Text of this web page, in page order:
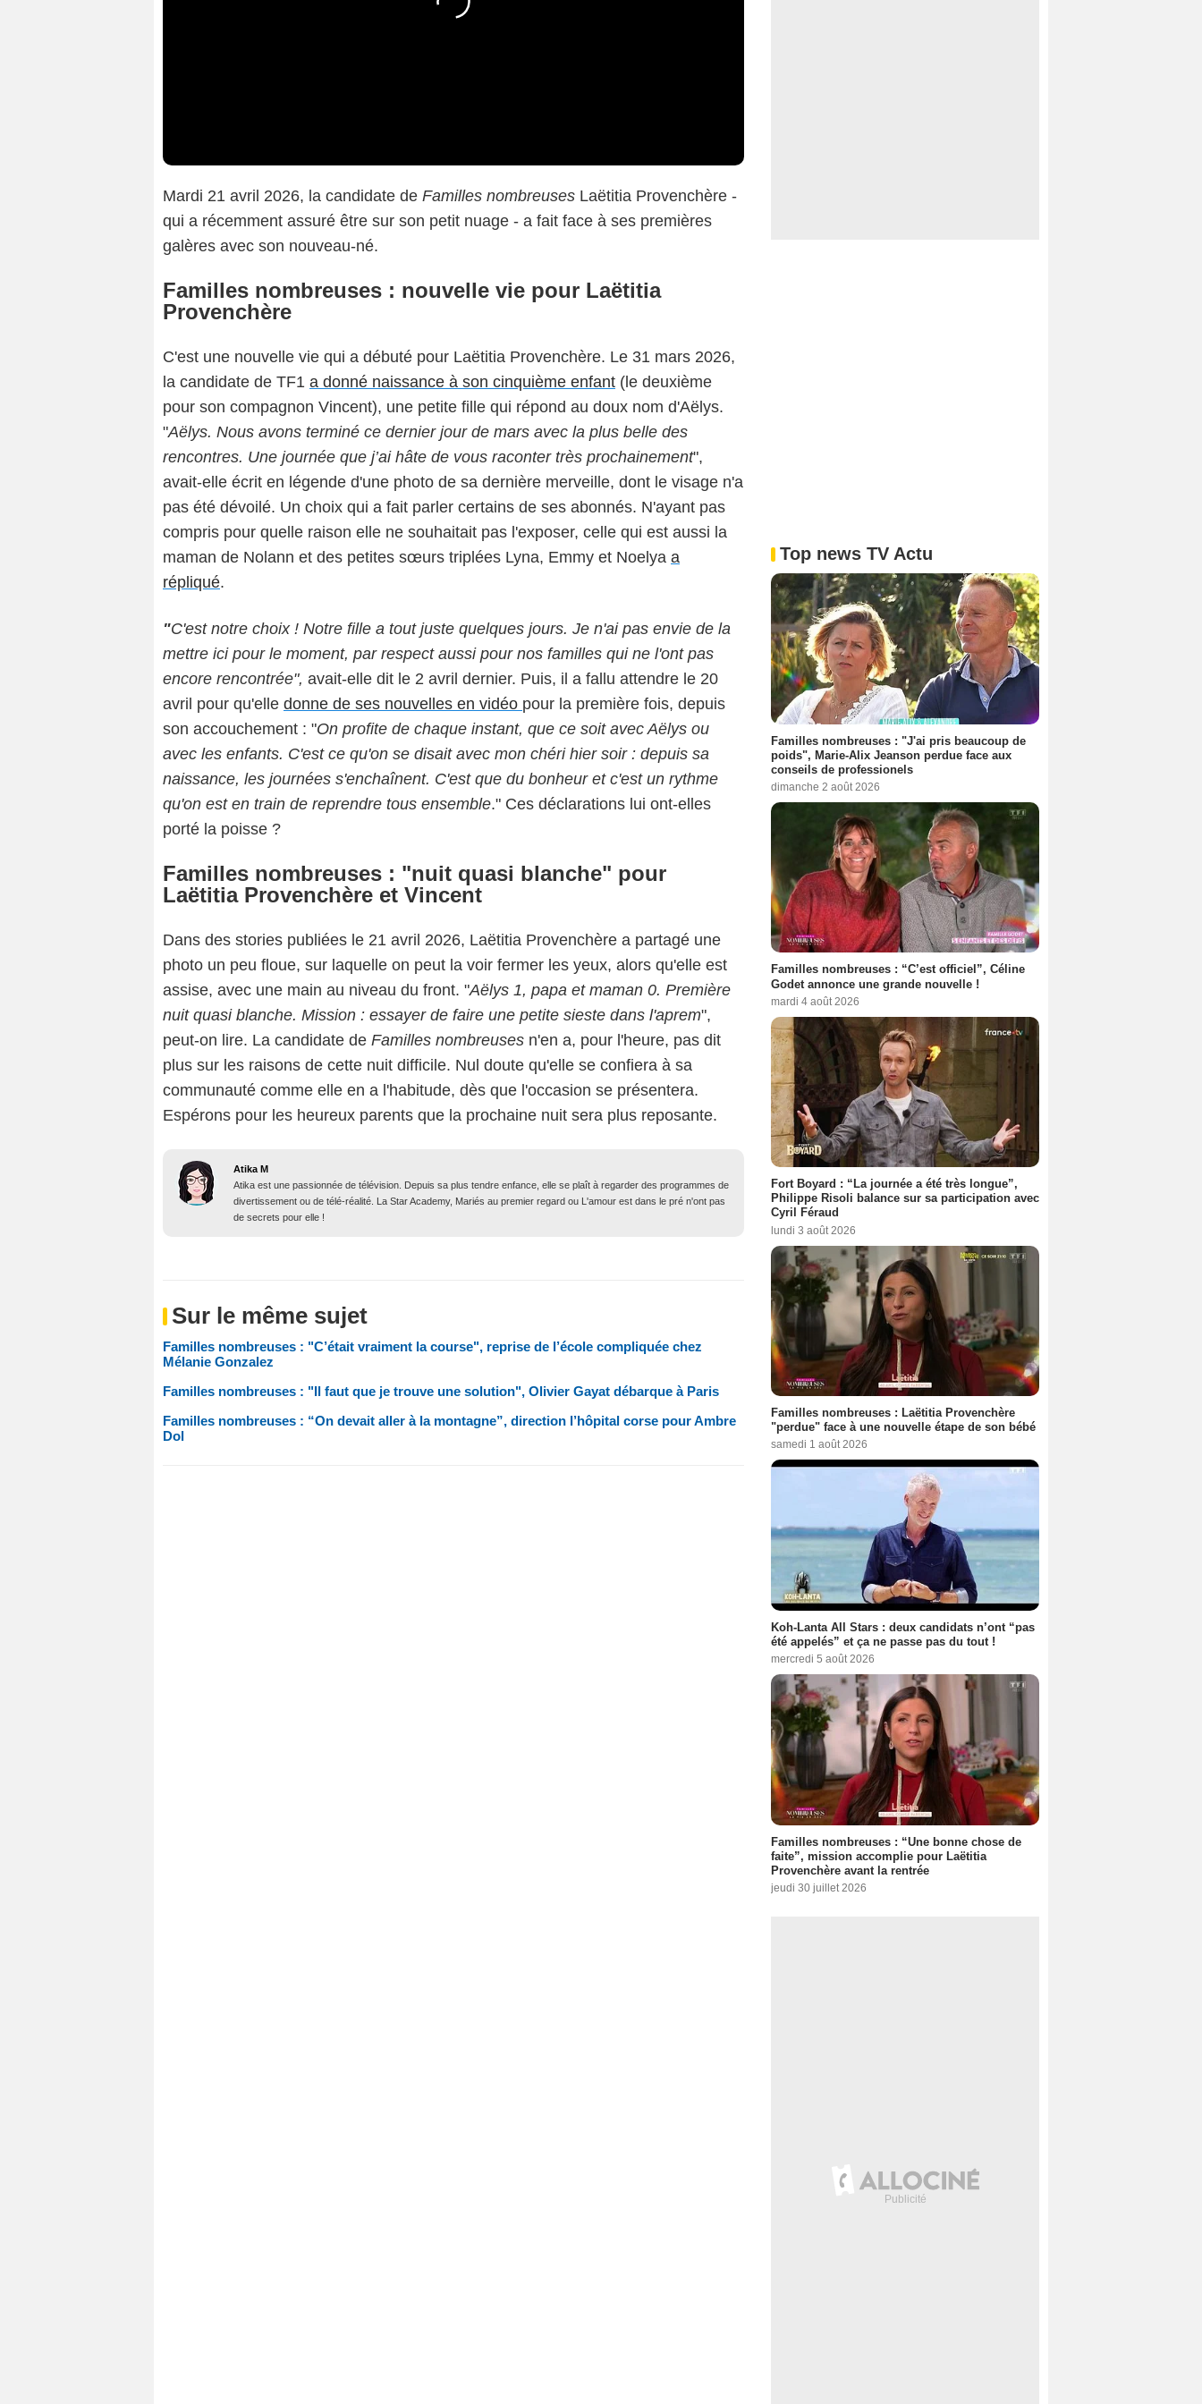
Mardi 21 avril 2026, la candidate de Familles nombreuses Laëtitia Provenchère -
qui a récemment assuré être sur son petit nuage - a fait face à ses premières
galères avec son nouveau-né.
Familles nombreuses : nouvelle vie pour Laëtitia
Provenchère
C'est une nouvelle vie qui a débuté pour Laëtitia Provenchère. Le 31 mars 2026,
la candidate de TF1 a donné naissance à son cinquième enfant (le deuxième
pour son compagnon Vincent), une petite fille qui répond au doux nom d'Aëlys.
"Aëlys. Nous avons terminé ce dernier jour de mars avec la plus belle des
rencontres. Une journée que j’ai hâte de vous raconter très prochainement",
avait-elle écrit en légende d'une photo de sa dernière merveille, dont le visage n'a
pas été dévoilé. Un choix qui a fait parler certains de ses abonnés. N'ayant pas
compris pour quelle raison elle ne souhaitait pas l'exposer, celle qui est aussi la
maman de Nolann et des petites sœurs triplées Lyna, Emmy et Noelya a
répliqué.
"C'est notre choix ! Notre fille a tout juste quelques jours. Je n'ai pas envie de la
mettre ici pour le moment, par respect aussi pour nos familles qui ne l'ont pas
encore rencontrée", avait-elle dit le 2 avril dernier. Puis, il a fallu attendre le 20
avril pour qu'elle donne de ses nouvelles en vidéo pour la première fois, depuis
son accouchement : "On profite de chaque instant, que ce soit avec Aëlys ou
avec les enfants. C'est ce qu'on se disait avec mon chéri hier soir : depuis sa
naissance, les journées s'enchaînent. C'est que du bonheur et c'est un rythme
qu'on est en train de reprendre tous ensemble." Ces déclarations lui ont-elles
porté la poisse ?
Familles nombreuses : "nuit quasi blanche" pour
Laëtitia Provenchère et Vincent
Dans des stories publiées le 21 avril 2026, Laëtitia Provenchère a partagé une
photo un peu floue, sur laquelle on peut la voir fermer les yeux, alors qu'elle est
assise, avec une main au niveau du front. "Aëlys 1, papa et maman 0. Première
nuit quasi blanche. Mission : essayer de faire une petite sieste dans l'aprem",
peut-on lire. La candidate de Familles nombreuses n'en a, pour l'heure, pas dit
plus sur les raisons de cette nuit difficile. Nul doute qu'elle se confiera à sa
communauté comme elle en a l'habitude, dès que l'occasion se présentera.
Espérons pour les heureux parents que la prochaine nuit sera plus reposante.
Atika M
Atika est une passionnée de télévision. Depuis sa plus tendre enfance, elle se plaît à regarder des programmes de
divertissement ou de télé-réalité. La Star Academy, Mariés au premier regard ou L'amour est dans le pré n'ont pas
de secrets pour elle !
Sur le même sujet
Familles nombreuses : "C’était vraiment la course", reprise de l’école compliquée chez
Mélanie Gonzalez
Familles nombreuses : "Il faut que je trouve une solution", Olivier Gayat débarque à Paris
Familles nombreuses : “On devait aller à la montagne”, direction l’hôpital corse pour Ambre
Dol
Top news TV Actu
Familles nombreuses : "J'ai pris beaucoup de
poids", Marie-Alix Jeanson perdue face aux
conseils de professionels
dimanche 2 août 2026
Familles nombreuses : “C’est officiel”, Céline
Godet annonce une grande nouvelle !
mardi 4 août 2026
Fort Boyard : “La journée a été très longue”,
Philippe Risoli balance sur sa participation avec
Cyril Féraud
lundi 3 août 2026
Familles nombreuses : Laëtitia Provenchère
"perdue" face à une nouvelle étape de son bébé
samedi 1 août 2026
Koh-Lanta All Stars : deux candidats n’ont “pas
été appelés” et ça ne passe pas du tout !
mercredi 5 août 2026
Familles nombreuses : “Une bonne chose de
faite”, mission accomplie pour Laëtitia
Provenchère avant la rentrée
jeudi 30 juillet 2026